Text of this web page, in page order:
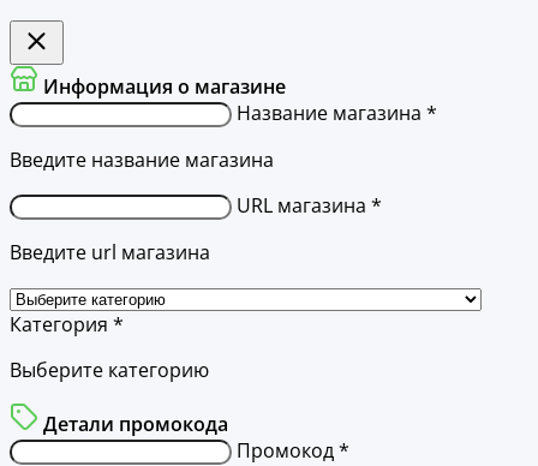
Информация о магазине
Название магазина *
Введите название магазина
URL магазина *
Введите url магазина
Категория *
Выберите категорию
Детали промокода
Промокод *